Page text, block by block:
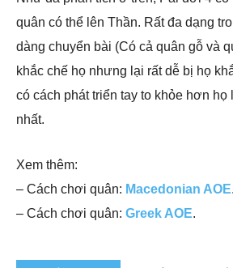
quân có thể lên Thần. Rất đa dạng
dàng chuyển bài (Có cả quân gỗ và
khắc chế họ nhưng lại rất dễ bị họ
có cách phát triển tay to khỏe hơn
nhất.
Xem thêm:
– Cách chơi quân: Macedonian AOE.
– Cách chơi quân: Greek AOE.